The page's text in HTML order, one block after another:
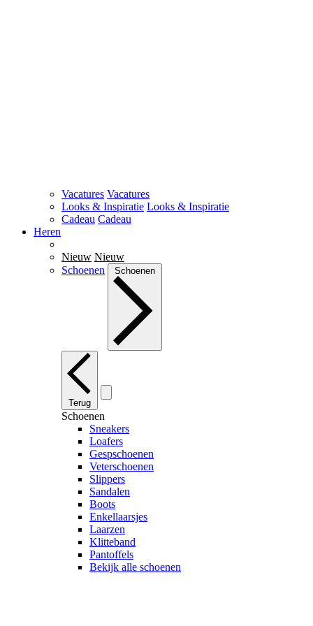
Vacatures Vacatures
Looks & Inspiratie Looks & Inspiratie
Cadeau Cadeau
Heren
Nieuw Nieuw
Schoenen
Schoenen
Terug
Schoenen
Sneakers
Loafers
Gespschoenen
Veterschoenen
Slippers
Sandalen
Boots
Enkellaarsjes
Laarzen
Klitteband
Pantoffels
Bekijk alle schoenen